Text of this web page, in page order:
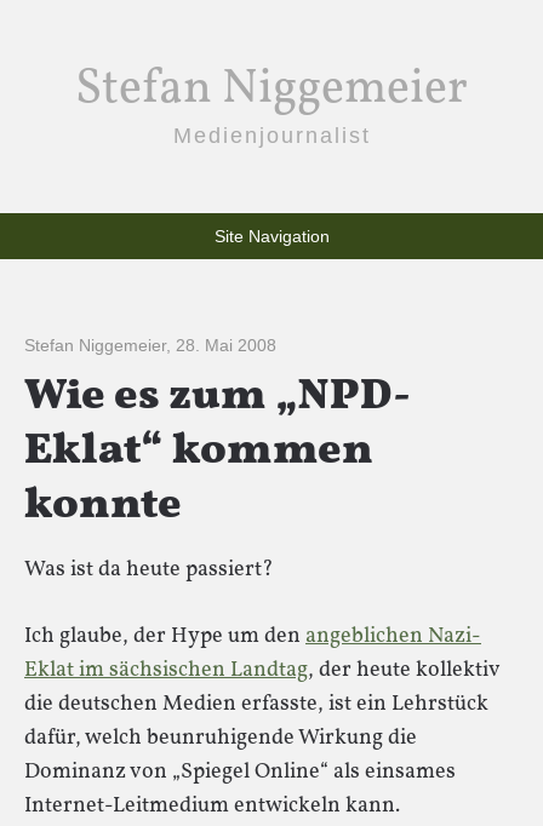
Stefan Niggemeier
Medienjournalist
Site Navigation
Stefan Niggemeier, 28. Mai 2008
Wie es zum „NPD-
Eklat“ kommen
konnte
Was ist da heute passiert?
Ich glaube, der Hype um den angeblichen Nazi-
Eklat im sächsischen Landtag, der heute kollektiv
die deutschen Medien erfasste, ist ein Lehrstück
dafür, welch beunruhigende Wirkung die
Dominanz von „Spiegel Online“ als einsames
Internet-Leitmedium entwickeln kann.